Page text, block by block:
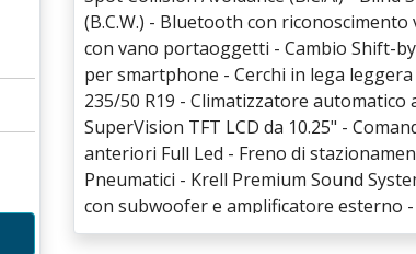
(B.C.W.) - Bluetooth con
con vano portaoggetti - Cambio Shift-
per smartphone - Cerchi in lega
235/50 R19 - Climatizzatore automatico
SuperVision TFT LCD da 10.25" -
anteriori Full Led - Freno di
Pneumatici - Krell Premium Sound
con subwoofer e amplificatore esterno
LED - Luci posteriori a LED - Maniglie